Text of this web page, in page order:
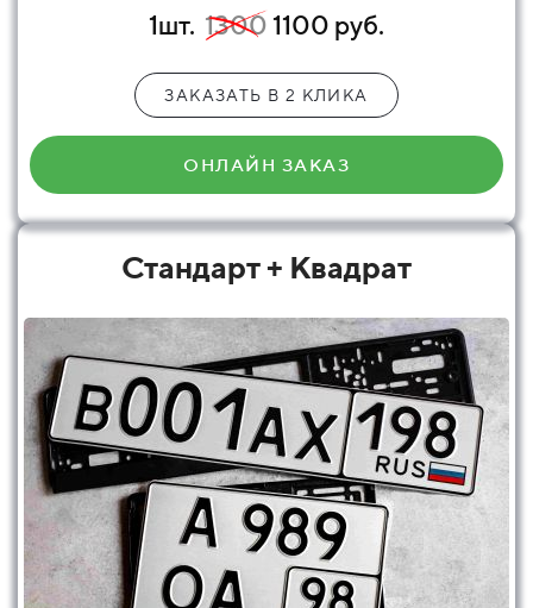
1шт. 13001100 руб.
ЗАКАЗАТЬ В 2 КЛИКА
ОНЛАЙН ЗАКАЗ
Стандарт + Квадрат